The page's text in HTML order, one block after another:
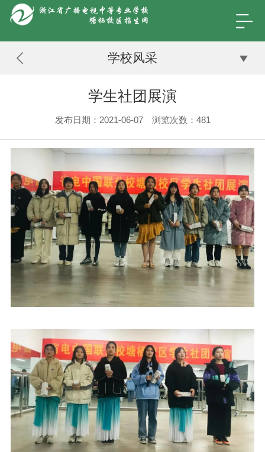
学校风采
学生社团展演
发布日期：2021-06-07 浏览次数： 481